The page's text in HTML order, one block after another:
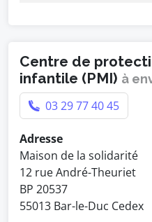
Centre de
infantile (PMI) à
03 29 77 40 45
Adresse
Maison de la solidarité
12 rue André-Theuriet
BP 20537
55013 Bar-le-Duc Cedex